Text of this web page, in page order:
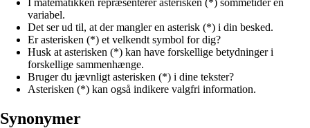
variabel.
Det ser ud til, at der mangler en asterisk (*) i din besked.
Er asterisken (*) et velkendt symbol for dig?
Husk at asterisken (*) kan have forskellige betydninger i
forskellige sammenhænge.
Bruger du jævnligt asterisken (*) i dine tekster?
Asterisken (*) kan også indikere valgfri information.
Synonymer